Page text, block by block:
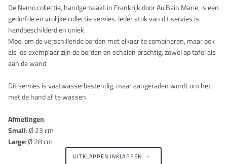
Beschrijving
De Nemo collectie, handgemaakt in Frankrijk door Au Bain Marie, is een
gedurfde en vrolijke collectie servies. Ieder stuk van dit servies is
handbeschilderd en uniek.
Mooi om de verschillende borden met elkaar te combineren, maar ook
als los exemplaar zijn de borden en schalen prachtig, zowel op tafel als
aan de wand.
Dit servies is vaatwasserbestendig, maar aangeraden wordt om het
met de hand af te wassen.
Afmetingen:
Small: Ø 23 cm
Large: Ø 28 cm
UITKLAPPEN INKLAPPEN